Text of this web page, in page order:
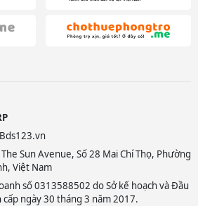
Sun Avenue, Số 28 Mai Chí Thọ, Phường
Việt Nam
số 0313588502 do Sở kế hoạch và Đầu
ngày 30 tháng 3 năm 2017.